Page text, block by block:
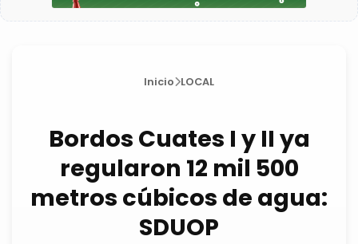
Inicio LOCAL
Bordos Cuates I y II ya
regularon 12 mil 500
metros cúbicos de agua:
SDUOP